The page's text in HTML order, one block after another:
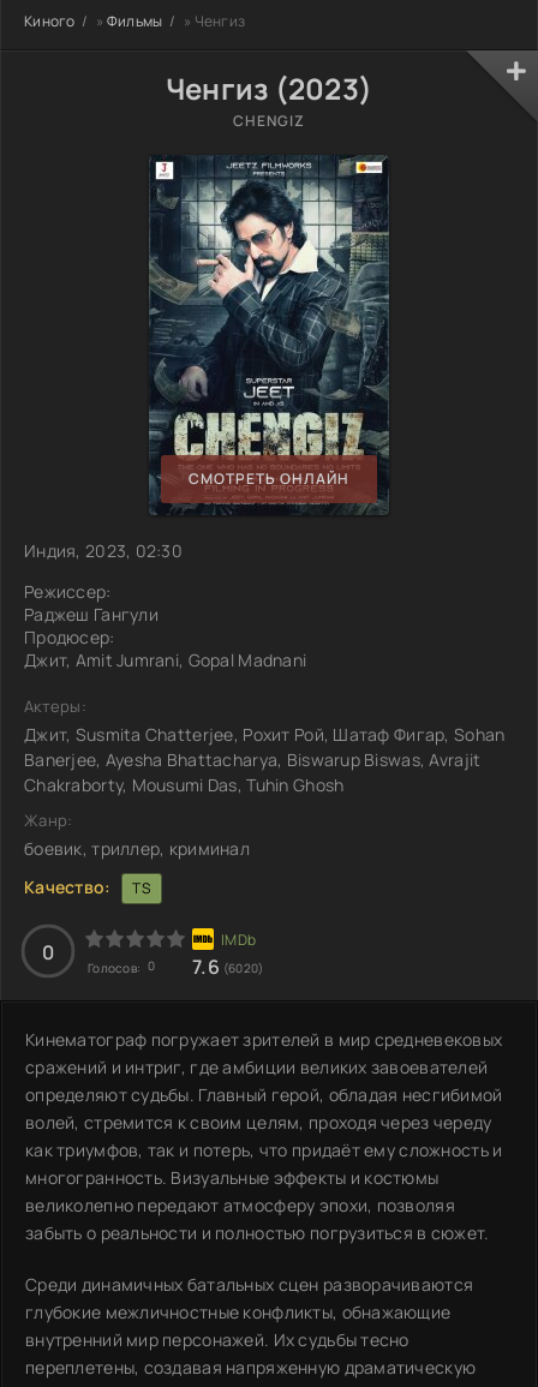
Киного » Фильмы » Ченгиз
Ченгиз (2023)
CHENGIZ
СМОТРЕТЬ ОНЛАЙН
Индия, 2023, 02:30
Режиссер:
Раджеш Гангули
Продюсер:
Джит, Amit Jumrani, Gopal Madnani
Актеры:
Джит, Susmita Chatterjee, Рохит Рой, Шатаф Фигар, Sohan
Banerjee, Ayesha Bhattacharya, Biswarup Biswas, Avrajit
Chakraborty, Mousumi Das, Tuhin Ghosh
Жанр:
боевик, триллер, криминал
Качество:
TS
0
Голосов: 0 7.6 (6020)
Кинематограф погружает зрителей в мир средневековых
сражений и интриг, где амбиции великих завоевателей
определяют судьбы. Главный герой, обладая несгибимой
волей, стремится к своим целям, проходя через череду
как триумфов, так и потерь, что придаёт ему сложность и
многогранность. Визуальные эффекты и костюмы
великолепно передают атмосферу эпохи, позволяя
забыть о реальности и полностью погрузиться в сюжет.
Среди динамичных батальных сцен разворачиваются
глубокие межличностные конфликты, обнажающие
внутренний мир персонажей. Их судьбы тесно
переплетены, создавая напряженную драматическую